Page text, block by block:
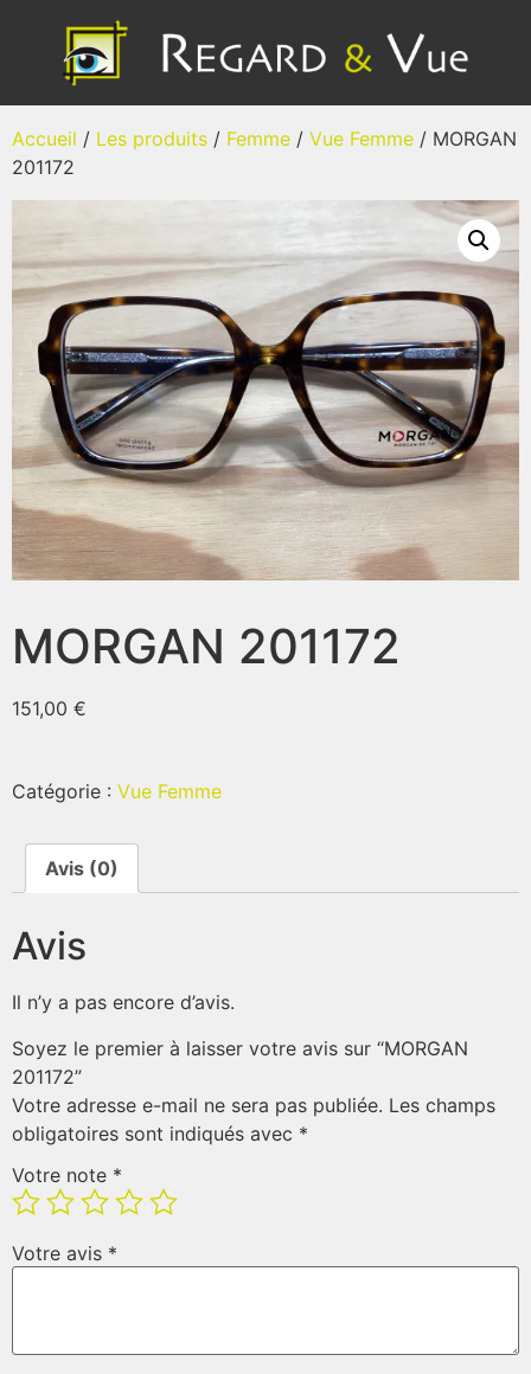
Accueil / Les produits / Femme / Vue Femme / MORGAN
201172
MORGAN 201172
151,00 €
Catégorie : Vue Femme
Avis (0)
Avis
Il n’y a pas encore d’avis.
Soyez le premier à laisser votre avis sur “MORGAN
201172”
Votre adresse e-mail ne sera pas publiée. Les champs
obligatoires sont indiqués avec *
Votre note *
Votre avis *